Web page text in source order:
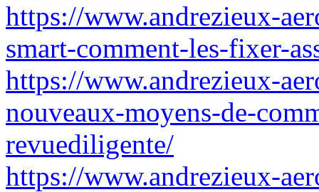
https://www.andrezieux-
smart-comment-les-fixer-
https://www.andrezieux-
nouveaux-moyens-de-
revuediligente/
https://www.andrezieux-